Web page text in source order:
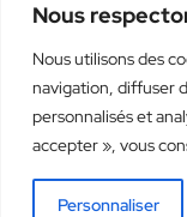
Nous
Nous utilisons des
navigation, diffuser
personnalisés et
accepter », vous
Personnaliser
Contact